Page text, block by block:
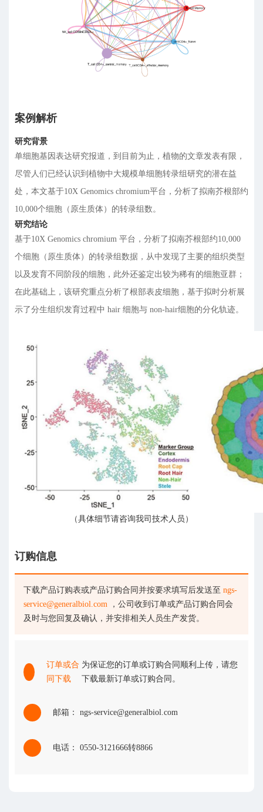
案例解析
研究背景
单细胞基因表达研究报道，到目前为止，植物的文章发表有限，
尽管人们已经认识到植物中大规模单细胞转录组研究的潜在益
处，本文基于10X Genomics chromium平台，分析了拟南芥根部约
10,000个细胞（原生质体）的转录组数。
研究结论
基于10X Genomics chromium 平台，分析了拟南芥根部约10,000
个细胞（原生质体）的转录组数据，从中发现了主要的组织类型
以及发育不同阶段的细胞，此外还鉴定出较为稀有的细胞亚群；
在此基础上，该研究重点分析了根部表皮细胞，基于拟时分析展
示了分生组织发育过程中 hair 细胞与 non-hair细胞的分化轨迹。
（具体细节请咨询我司技术人员）
订购信息
下载产品订购表或产品订购合同并按要求填写后发送至 ngs-
service@generalbiol.com ，公司收到订单或产品订购合同会
及时与您回复及确认，并安排相关人员生产发货。
订单或合
同下载
为保证您的订单或订购合同顺利上传，请您
下载最新订单或订购合同。
邮箱： ngs-service@generalbiol.com
电话： 0550-3121666转8866